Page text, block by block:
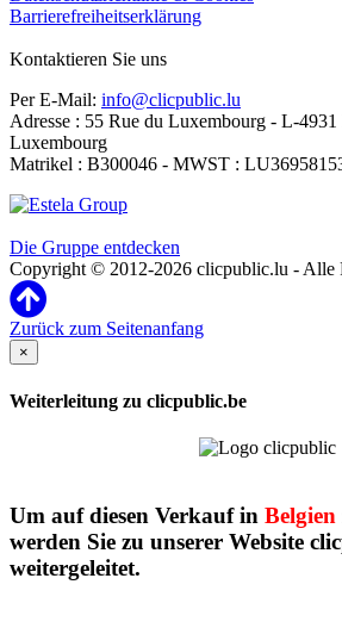
Barrierefreiheitserklärung
Kontaktieren Sie uns
Per E-Mail: info@clicpublic.lu
Adresse : 55 Rue du Luxembourg - L-4931
Luxembourg
Matrikel : B300046 - MWST :
Die Gruppe entdecken
Copyright © 2012-2026 clicpublic.lu - Alle
Zurück zum Seitenanfang
×
Weiterleitung zu clicpublic.be
Um auf diesen Verkauf in Belgien
werden Sie zu unserer Website
weitergeleitet.